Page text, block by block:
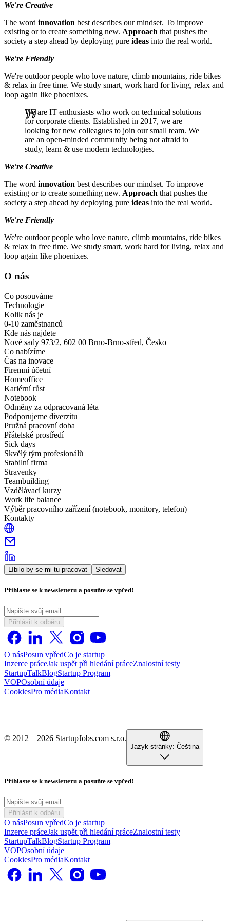
We're Creative
The word innovation best describes our mindset. To improve
existing or to create something new. Approach that pushes the
society a step ahead by deploying pure ideas into the real world.
We're Friendly
We're outdoor people who love nature, climb mountains, ride bikes
& relax in free time. We study smart, work hard for living, relax and
loop again like phoenixes.
We are IT enthusiasts who work on technical solutions
for corporate clients. Established in 2017, we are
looking for new colleagues to join our small team. We
are an open-minded community being not afraid to
study, learn & use modern technologies.
We're Creative
The word innovation best describes our mindset. To improve
existing or to create something new. Approach that pushes the
society a step ahead by deploying pure ideas into the real world.
We're Friendly
We're outdoor people who love nature, climb mountains, ride bikes
& relax in free time. We study smart, work hard for living, relax and
loop again like phoenixes.
O nás
Co posouváme
Technologie
Kolik nás je
0-10 zaměstnanců
Kde nás najdete
Nové sady 973/2, 602 00 Brno-Brno-střed, Česko
Co nabízíme
Čas na inovace
Firemní účetní
Homeoffice
Kariérní růst
Notebook
Odměny za odpracovaná léta
Podporujeme diverzitu
Pružná pracovní doba
Přátelské prostředí
Sick days
Skvělý tým profesionálů
Stabilní firma
Stravenky
Teambuilding
Vzdělávací kurzy
Work life balance
Výběr pracovního zařízení (notebook, monitory, telefon)
Kontakty
Líbilo by se mi tu pracovat Sledovat
Přihlaste se k newsletteru a posuňte se vpřed!
Přihlásit k odběru
O násPosun vpředCo je startup
Inzerce práceJak uspět při hledání práceZnalostní testy
StartupTalkBlogStartup Program
VOPOsobní údaje
CookiesPro médiaKontakt
© 2012 – 2026 StartupJobs.com s.r.o.
Jazyk stránky: Čeština
Přihlaste se k newsletteru a posuňte se vpřed!
Přihlásit k odběru
O násPosun vpředCo je startup
Inzerce práceJak uspět při hledání práceZnalostní testy
StartupTalkBlogStartup Program
VOPOsobní údaje
CookiesPro médiaKontakt